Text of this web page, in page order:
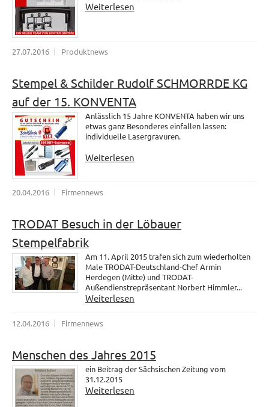
Weiterlesen
27.07.2016 Produktnews
Stempel & Schilder Rudolf SCHMORRDE KG
auf der 15. KONVENTA
Anlässlich 15 Jahre KONVENTA haben wir uns
etwas ganz Besonderes einfallen lassen:
individuelle Lasergravuren.
Weiterlesen
20.04.2016 Firmennews
TRODAT Besuch in der Löbauer
Stempelfabrik
Am 11. April 2015 trafen sich zum wiederholten
Male TRODAT-Deutschland-Chef Armin
Herdegen (Mitte) und TRODAT-
Außendienstrepräsentant Norbert Himmler...
Weiterlesen
12.04.2016 Firmennews
Menschen des Jahres 2015
ein Beitrag der Sächsischen Zeitung vom
31.12.2015
Weiterlesen